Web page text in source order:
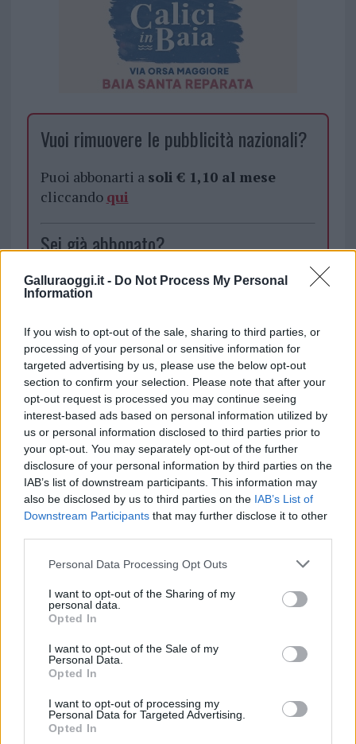
Galluraoggi.it - Do Not Process My Personal
Information
If you wish to opt-out of the sale, sharing to third parties, or
processing of your personal or sensitive information for
targeted advertising by us, please use the below opt-out
section to confirm your selection. Please note that after your
opt-out request is processed you may continue seeing
interest-based ads based on personal information utilized by
us or personal information disclosed to third parties prior to
your opt-out. You may separately opt-out of the further
disclosure of your personal information by third parties on the
IAB’s list of downstream participants. This information may
also be disclosed by us to third parties on the IAB’s List of
Downstream Participants that may further disclose it to other
Please note that this website/app uses one or more Google
not limited to your visit or usage behaviour. You may click to
grant or deny consent to Google and its third-party tags to
use your data for below specified purposes in below Google
consent section.
Personal Data Processing Opt Outs
I want to opt-out of the Sharing of my
personal data.
Opted In
I want to opt-out of the Sale of my
Personal Data.
Opted In
I want to opt-out of processing my
Personal Data for Targeted Advertising.
Opted In
Vuoi rimuovere le pubblicità nazionali?
Puoi abbonarti a soli € 1,10 al mese
cliccando qui
Sei già abbonato?
Puoi effettuare l'accesso andando nella
sezione
TEMI:
Banco Farmaceutico Olbia
Giornata Di Raccolta Del Farmaco Olbia
Inviaci le tue segnalazioni,
i tuoi video e le tue foto
Su WhatsApp al numero +39
345 356 7512
Entra nel canale telegram di
Ricevi le nostre ultime news